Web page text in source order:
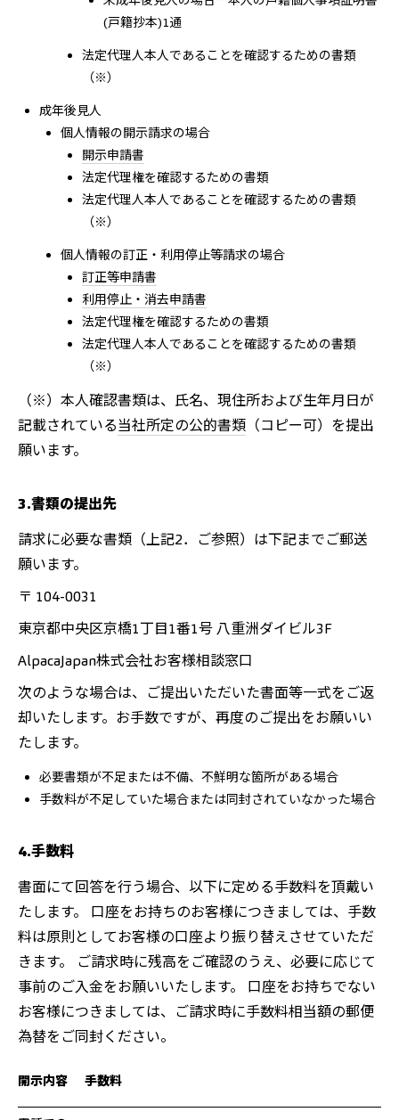
(戸籍抄本)1通
法定代理人本人であることを確認するための書類
（※）
成年後見人
個人情報の開示請求の場合
開示申請書
法定代理権を確認するための書類
法定代理人本人であることを確認するための書類
（※）
個人情報の訂正・利用停止等請求の場合
訂正等申請書
利用停止・消去申請書
法定代理権を確認するための書類
法定代理人本人であることを確認するための書類
（※）
（※）本人確認書類は、氏名、現住所および生年月日が
記載されている当社所定の公的書類 （コピー可）を提出
願います。
3.書類の提出先
請求に必要な書類（上記2．ご参照）は下記までご郵送
願います。
〒 104-0031
東京都中央区京橋1丁目1番1号 八重洲ダイビル3F
AlpacaJapan株式会社お客様相談窓口
次のような場合は、ご提出いただいた書面等一式をご返
却いたします。お手数ですが、再度のご提出をお願いい
たします。
必要書類が不足または不備、不鮮明な箇所がある場合
手数料が不足していた場合または同封されていなかった場合
4.手数料
書面にて回答を行う場合、以下に定める手数料を頂戴い
たします。 口座をお持ちのお客様につきましては、手数
料は原則としてお客様の口座より振り替えさせていただ
きます。 ご請求時に残高をご確認のうえ、必要に応じて
事前のご入金をお願いいたします。 口座をお持ちでない
お客様につきましては、ご請求時に手数料相当額の郵便
為替をご同封ください。
開示内容 手数料